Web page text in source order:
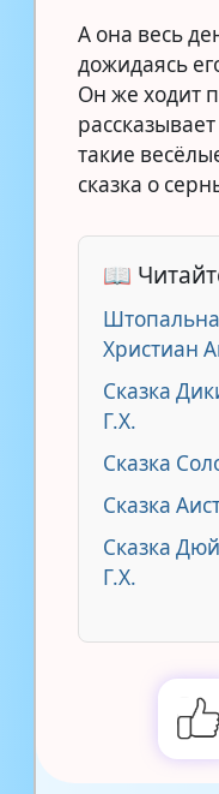
А она весь
дожидаясь
Он же ходит
такие
сказка о
📖
Христиан
Сказка
Г.Х.
Сказка
Сказка
Сказка
Г.Х.